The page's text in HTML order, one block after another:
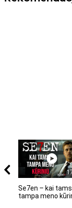
Se7en – kai
tampa meno